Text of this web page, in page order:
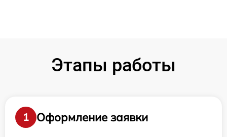
Этапы работы
1
Оформление заявки